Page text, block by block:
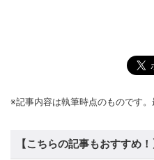
※記事内容は執筆時点のものです。
【こちらの記事もおすすめ！